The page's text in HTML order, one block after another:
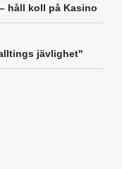
håll koll på Kasino
jävlighet"